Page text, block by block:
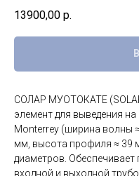
13900,00 р.
СОЛАР МУОТОКАТЕ
элемент для выведения
Monterrey (ширина волны
мм, высота профиля ≈ 39
диаметров.
входной и выходной